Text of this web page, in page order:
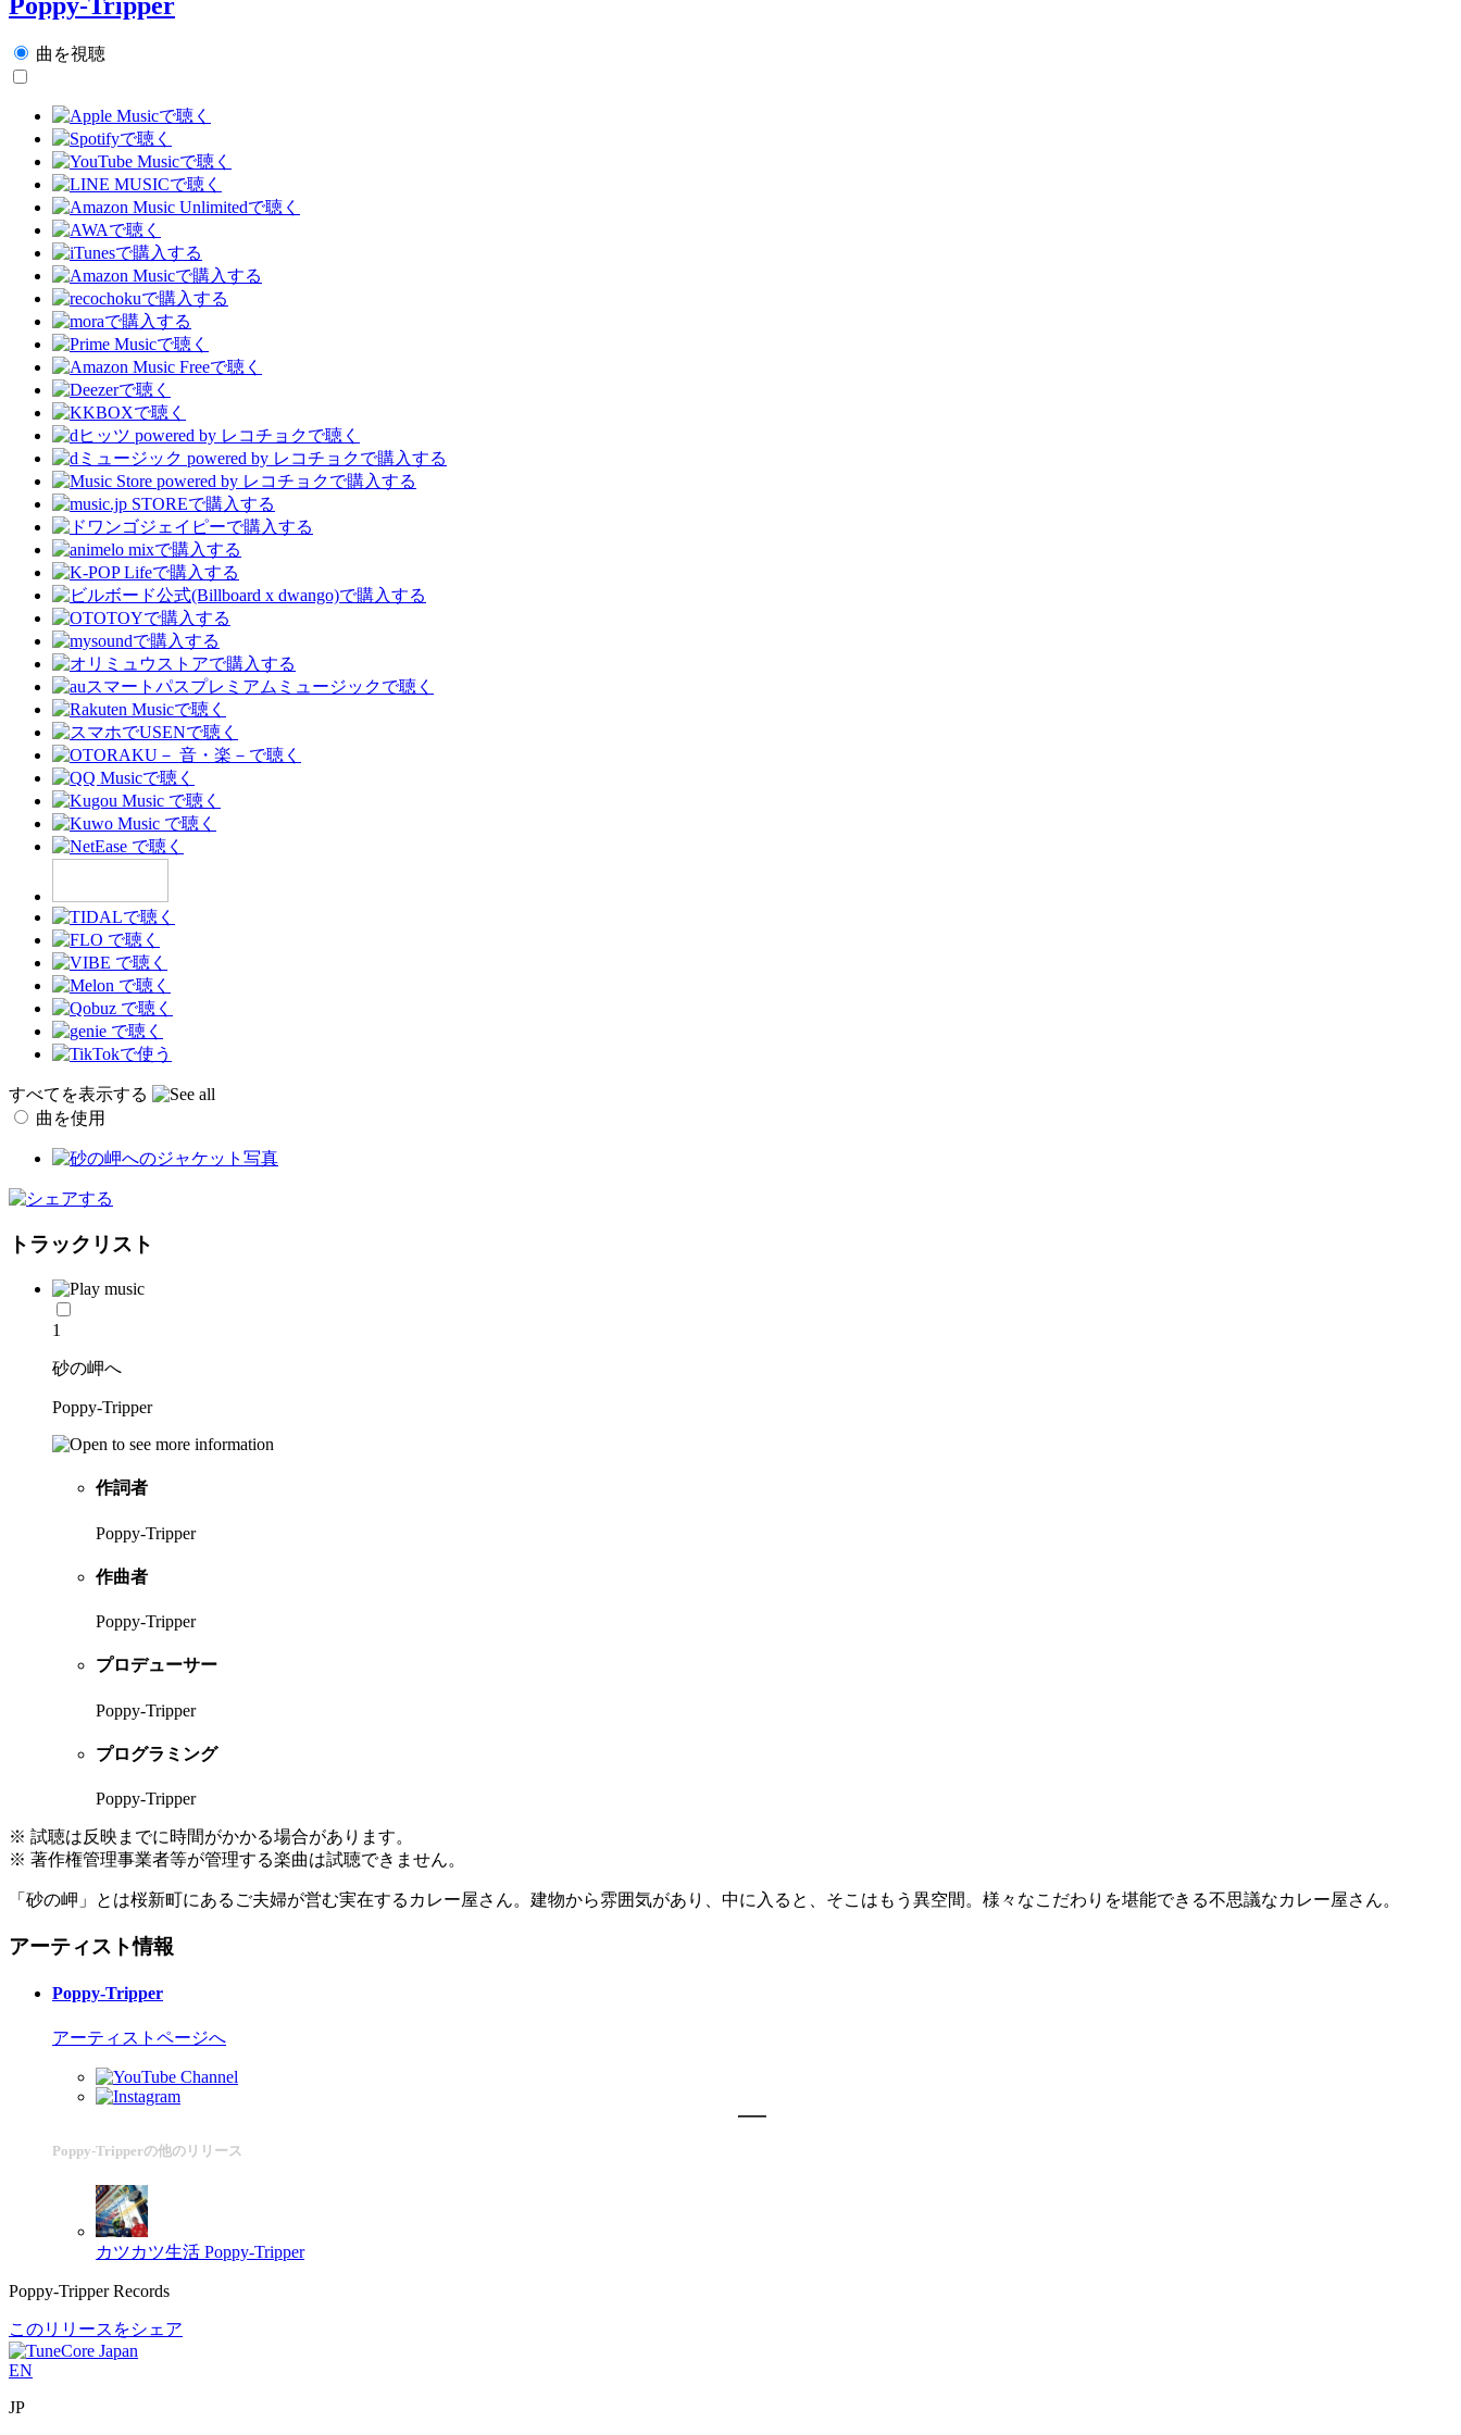
曲を視聴
すべてを表示する
曲を使用
トラックリスト
1
砂の岬へ
Poppy-Tripper
作詞者
Poppy-Tripper
作曲者
Poppy-Tripper
プロデューサー
Poppy-Tripper
プログラミング
Poppy-Tripper
※ 試聴は反映までに時間がかかる場合があります。
※ 著作権管理事業者等が管理する楽曲は試聴できません。
「砂の岬」とは桜新町にあるご夫婦が営む実在するカレー屋さん。建物から雰囲気があり、中に入ると、そこはもう異空間。様々なこだわりを堪能できる不思議なカレー屋さん。
アーティスト情報
Poppy-Tripper
アーティストページへ
Poppy-Tripperの他のリリース
カツカツ生活 Poppy-Tripper
Poppy-Tripper Records
このリリースをシェア
EN
JP